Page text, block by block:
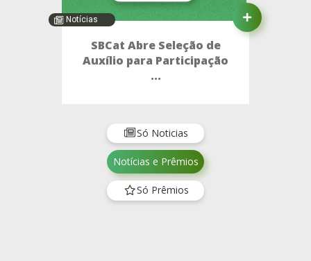
Notícias
SBCat Abre Seleção de
Auxílio para Participação
...
Só Noticias
Notícias e Prêmios
Só Prêmios